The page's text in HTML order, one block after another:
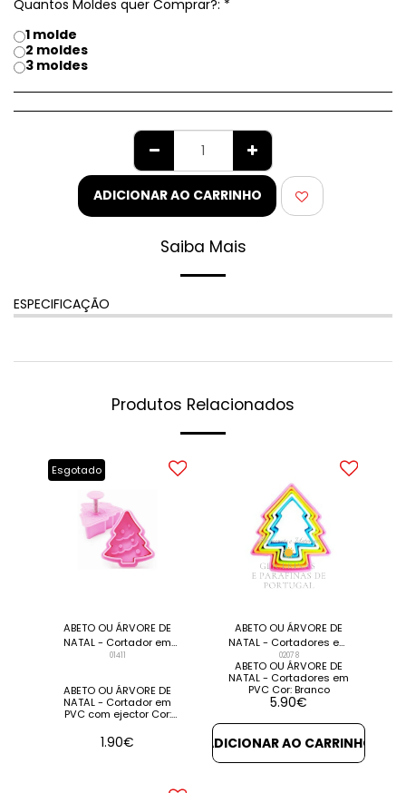
Quantos Moldes quer Comprar?: *
1 molde
2 moldes
3 moldes
ADICIONAR AO CARRINHO
Saiba Mais
ESPECIFICAÇÃO
Produtos Relacionados
Esgotado
ABETO OU ÁRVORE DE
NATAL - Cortador em
PVC (Unidade)
01411
ABETO OU ÁRVORE DE
NATAL - Cortador em
PVC com ejector Cor:
Branco
1.90€
ABETO OU ÁRVORE DE
NATAL - Cortadores em
PVC (PACK 5)
02078
ABETO OU ÁRVORE DE
NATAL - Cortadores em
PVC Cor: Branco
5.90€
ADICIONAR AO CARRINHO